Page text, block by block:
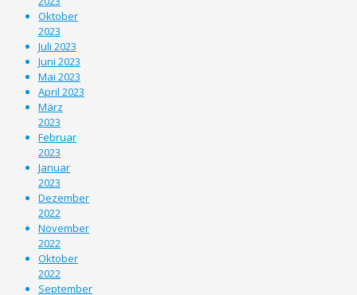
Oktober
2023
Juli 2023
Juni 2023
Mai 2023
April 2023
März
2023
Februar
2023
Januar
2023
Dezember
2022
November
2022
Oktober
2022
September